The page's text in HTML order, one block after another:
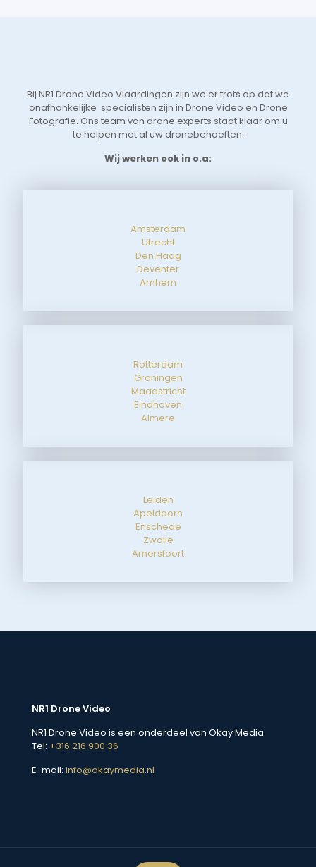
Bij NR1 Drone Video Vlaardingen zijn we er trots op dat we
onafhankelijke specialisten zijn in Drone Video en Drone
Fotografie. Ons team van drone experts staat klaar om u
te helpen met al uw dronebehoeften.
Wij werken ook in o.a:
Amsterdam
Utrecht
Den Haag
Deventer
Arnhem
Rotterdam
Groningen
Maaastricht
Eindhoven
Almere
Leiden
Apeldoorn
Enschede
Zwolle
Amersfoort
NR1 Drone Video
NR1 Drone Video is een onderdeel van Okay Media
Tel: +316 216 900 36
E-mail: info@okaymedia.nl